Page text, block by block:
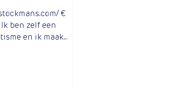
€
ben zelf een
en ik maak